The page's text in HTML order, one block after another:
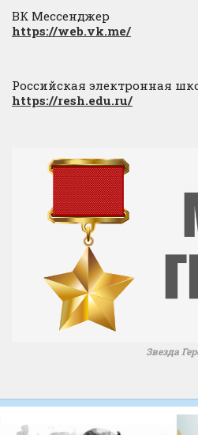
ВК Мессенджер
https://web.vk.me/
Российская электронная
https://resh.edu.ru/
Звезда